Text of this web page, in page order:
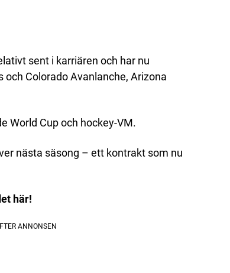
sent i karriären och har nu
Colorado Avanlanche, Arizona
World Cup och hockey-VM.
nästa säsong – ett kontrakt som nu
här!